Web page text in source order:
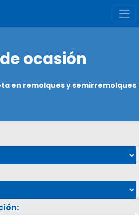
ocasión
en remolques y semirremolques